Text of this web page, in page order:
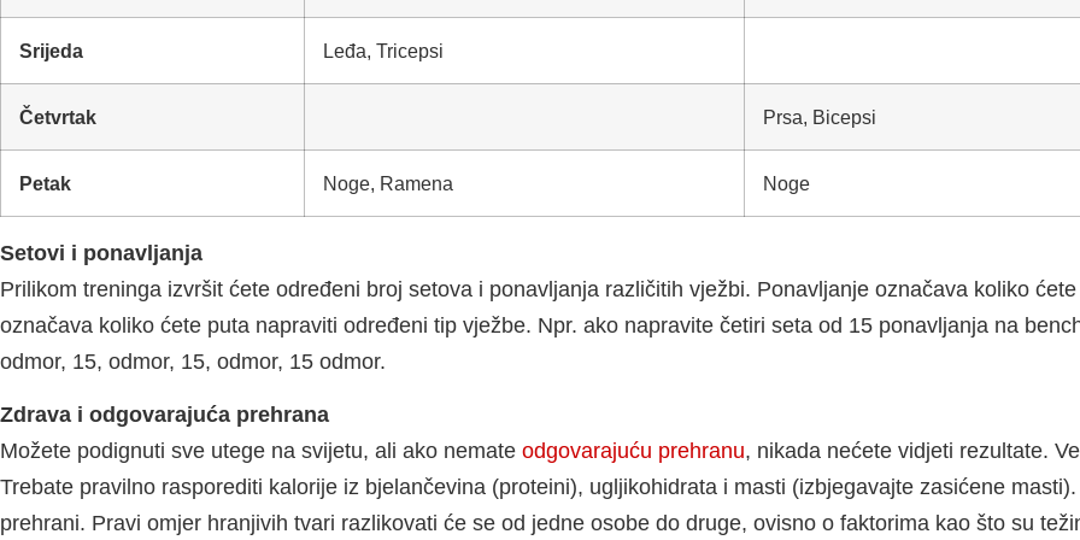
Srijeda Leđa, Tricepsi
Četvrtak Prsa, Bicepsi
Petak Noge, Ramena Noge
Setovi i ponavljanja
Prilikom treninga izvršit ćete određeni broj setova i ponavljanja različitih vježbi. Ponavljanje označava koliko
označava koliko ćete puta napraviti određeni tip vježbe. Npr. ako napravite četiri seta od 15 ponavljanja na
odmor, 15, odmor, 15, odmor, 15 odmor.
Zdrava i odgovarajuća prehrana
Možete podignuti sve utege na svijetu, ali ako nemate odgovarajuću prehranu, nikada nećete vidjeti rezultate.
Trebate pravilno rasporediti kalorije iz bjelančevina (proteini), ugljikohidrata i masti (izbjegavajte zasićene
prehrani. Pravi omjer hranjivih tvari razlikovati će se od jedne osobe do druge, ovisno o faktorima kao što su